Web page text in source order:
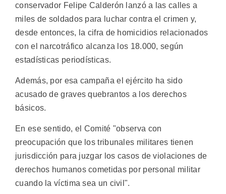
conservador Felipe Calderón lanzó a las calles a
miles de soldados para luchar contra el crimen y,
desde entonces, la cifra de homicidios relacionados
con el narcotráfico alcanza los 18.000, según
estadísticas periodísticas.
Además, por esa campaña el ejército ha sido
acusado de graves quebrantos a los derechos
básicos.
En ese sentido, el Comité "observa con
preocupación que los tribunales militares tienen
jurisdicción para juzgar los casos de violaciones de
derechos humanos cometidas por personal militar
cuando la víctima sea un civil".